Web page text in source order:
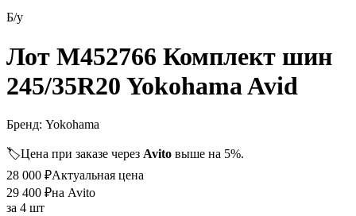
Б/у
Лот M452766 Комплект шин
245/35R20 Yokohama Avid
Бренд: Yokohama
🏷️Цена при заказе через Avito выше на 5%.
28 000 ₽Актуальная цена
29 400 ₽на Avito
за 4 шт